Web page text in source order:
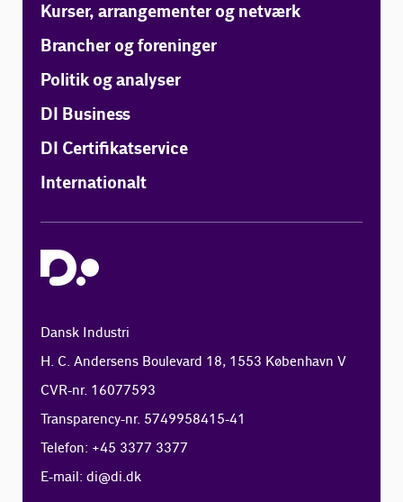
Kurser, arrangementer og netværk
Brancher og foreninger
Politik og analyser
DI Business
DI Certifikatservice
Internationalt
Dansk Industri
H. C. Andersens Boulevard 18, 1553 København V
CVR-nr. 16077593
Transparency-nr. 5749958415-41
Telefon: +45 3377 3377
E-mail:di@di.dk